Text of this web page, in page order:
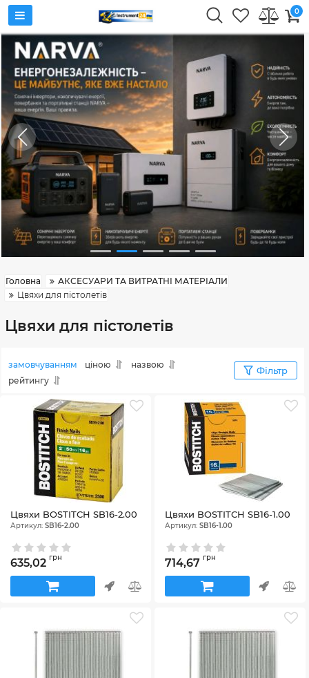
0
Головна
АКСЕСУАРИ ТА ВИТРАТНІ МАТЕРІАЛИ
Цвяхи для пістолетів
Цвяхи для пістолетів
замовчуванням ціною
назвою
рейтингу
Фільтр
Цвяхи BOSTITCH SB16-2.00
Артикул: SB16-2.00
635,02 грн
Цвяхи BOSTITCH SB16-1.00
Артикул: SB16-1.00
714,67 грн